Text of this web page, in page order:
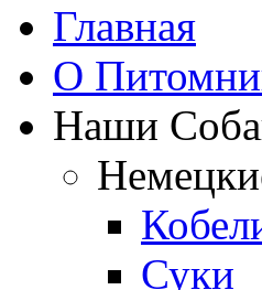
Главная
О
Наши
Суки